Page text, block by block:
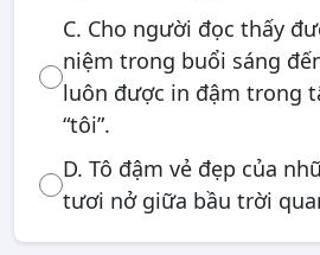
C. Cho người đọc thấy
niệm trong buổi sáng
luôn được in đậm trong
“tôi”.
D. Tô đậm vẻ đẹp của
tươi nở giữa bầu trời